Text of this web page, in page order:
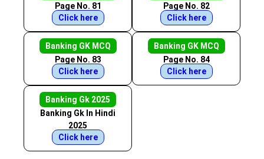
Page No. 81
Click here
Page No. 82
Click here
Banking GK MCQ
Page No. 83
Click here
Banking GK MCQ
Page No. 84
Click here
Banking Gk 2025
Banking Gk In Hindi
2025
Click here